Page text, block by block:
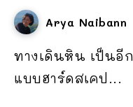
Arya Naibann
ทางเดินหิน เป็นอี
แบบฮาร์ดสเคป...